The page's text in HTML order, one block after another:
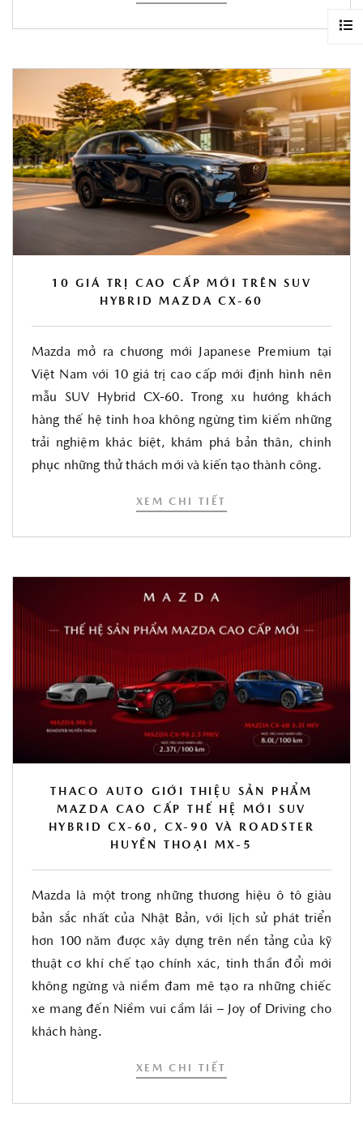
10 GIÁ TRỊ CAO CẤP MỚI TRÊN SUV
HYBRID MAZDA CX-60
Mazda mở ra chương mới Japanese Premium tại
Việt Nam với 10 giá trị cao cấp mới định hình nên
mẫu SUV Hybrid CX-60. Trong xu hướng khách
hàng thế hệ tinh hoa không ngừng tìm kiếm những
trải nghiệm khác biệt, khám phá bản thân, chinh
phục những thử thách mới và kiến tạo thành công.
XEM CHI TIẾT
THACO AUTO GIỚI THIỆU SẢN PHẨM
MAZDA CAO CẤP THẾ HỆ MỚI SUV
HYBRID CX-60, CX-90 VÀ ROADSTER
HUYỀN THOẠI MX-5
Mazda là một trong những thương hiệu ô tô giàu
bản sắc nhất của Nhật Bản, với lịch sử phát triển
hơn 100 năm được xây dựng trên nền tảng của kỹ
thuật cơ khí chế tạo chính xác, tinh thần đổi mới
không ngừng và niềm đam mê tạo ra những chiếc
xe mang đến Niềm vui cầm lái – Joy of Driving cho
khách hàng.
XEM CHI TIẾT